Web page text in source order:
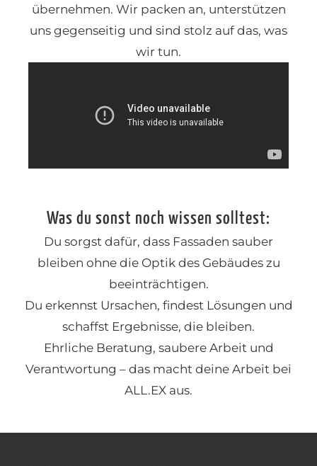
übernehmen. Wir packen an, unterstützen
uns gegenseitig und sind stolz auf das, was
wir tun.
Was du sonst noch wissen solltest:
Du sorgst dafür, dass Fassaden sauber
bleiben ohne die Optik des Gebäudes zu
beeinträchtigen.
Du erkennst Ursachen, findest Lösungen und
schaffst Ergebnisse, die bleiben.
Ehrliche Beratung, saubere Arbeit und
Verantwortung – das macht deine Arbeit bei
ALL.EX aus.